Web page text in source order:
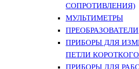
СОПРОТИВЛЕНИЯ)
МУЛЬТИМЕТРЫ
ПРЕОБРАЗОВАТЕЛИ
ПРИБОРЫ ДЛЯ
ПЕТЛИ
ПРИБОРЫ ДЛЯ